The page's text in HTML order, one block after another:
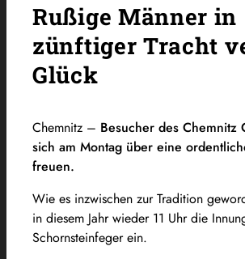
Rußige Männer in
zünftiger Tracht
Glück
Chemnitz – Besucher des Chemnitz
sich am Montag über eine
freuen.
Wie es inzwischen zur Tradition
in diesem Jahr wieder 11 Uhr die
Schornsteinfeger ein.